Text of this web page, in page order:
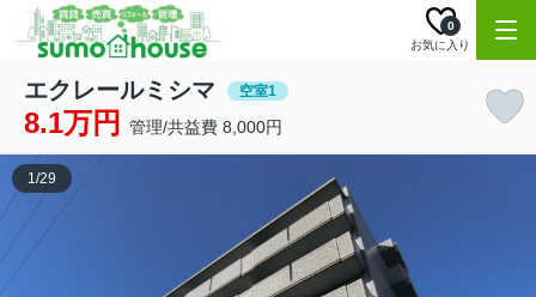
お気に入り
0
エクレールミシマ 空室1
8.1万円 管理/共益費 8,000円
1/29